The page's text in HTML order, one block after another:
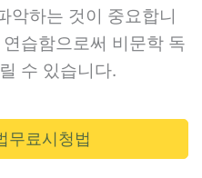
악하는 것이 중요합니
습함으로써 비문학 독
수 있습니다.
무료시청법